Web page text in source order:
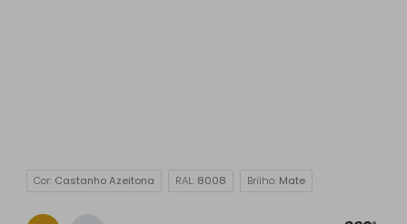
Cor: Castanho Azeitona RAL: 8008 Brilho: Mate